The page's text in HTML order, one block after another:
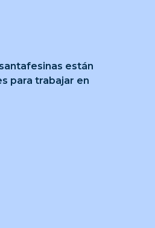
están
para trabajar en